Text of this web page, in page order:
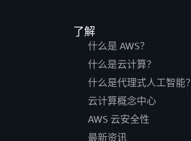
了解
什么是 AWS？
什么是云计算？
什么是代理式人工智能？
云计算概念中心
AWS 云安全性
最新资讯